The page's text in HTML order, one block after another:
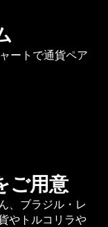
ートで通貨ペア
ご用意
、ブラジル・レ
やトルコリラや